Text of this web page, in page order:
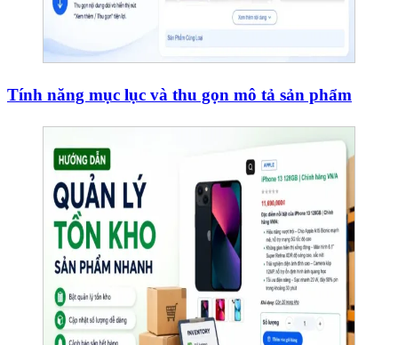
Tính năng mục lục và thu gọn mô tả sản phẩm